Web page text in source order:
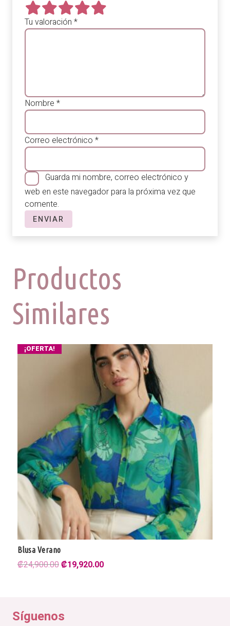
Tu valoración *
Nombre *
Correo electrónico *
Guarda mi nombre, correo electrónico y
web en este navegador para la próxima vez que
comente.
Productos
Similares
¡OFERTA!
Blusa Verano
₡24,900.00El
₡24,900.00.
₡19,920.00El
Síguenos